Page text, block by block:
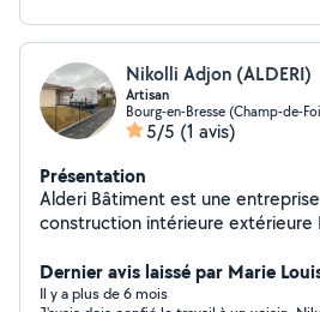
Nikolli Adjon (ALDERI)
Artisan
Bourg-en-Bresse (Champ-de-
5/5 (1 avis)
Présentation
Alderi Bâtiment est une
construction intérieure extérieure Placo Peinture
Dernier avis laissé par Marie
Il y a plus de 6 mois